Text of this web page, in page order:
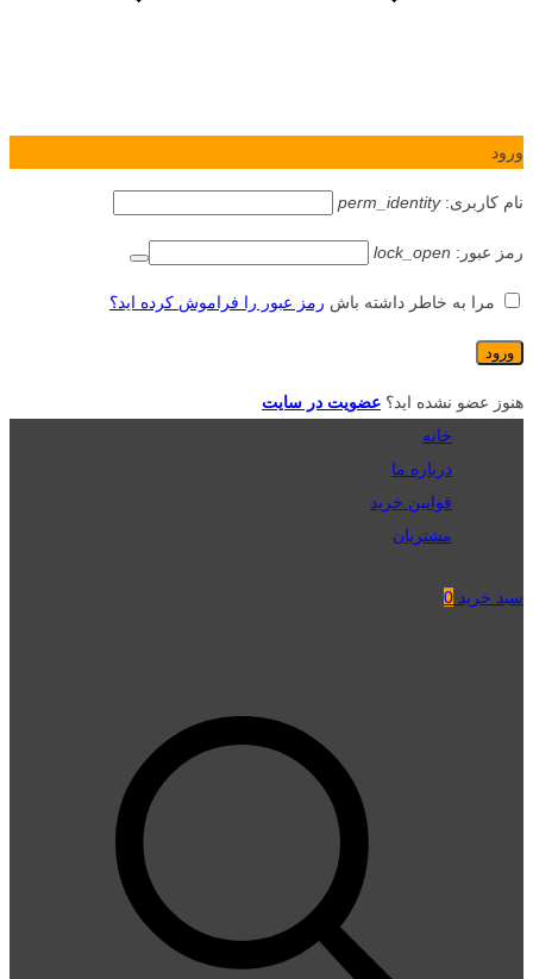
ورود
نام کاربری:perm_identity
رمز عبور: lock_open
مرا به خاطر داشته باش رمز عبور را فراموش کرده اید؟
هنوز عضو نشده اید؟ عضویت در سایت
خانه
درباره ما
قوانین خرید
مشتریان
سبد خرید 0